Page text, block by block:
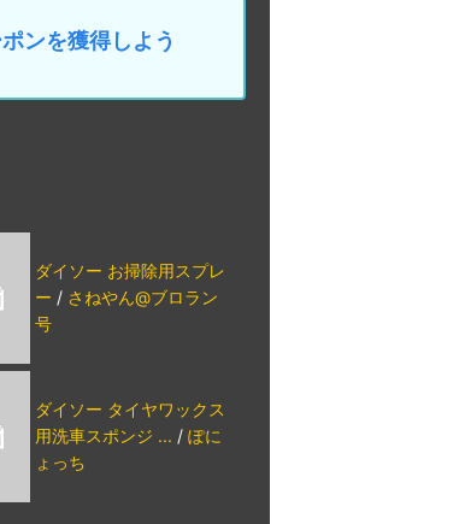
ンを獲得しよう
ダイソー お掃除用スプレ
ー / さねやん@ブロラン
号
ダイソー タイヤワックス
用洗車スポンジ ... / ぽに
ょっち